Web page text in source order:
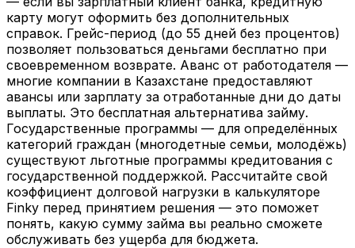
карту могут оформить без дополнительных
справок. Грейс-период (до 55 дней без процентов)
позволяет пользоваться деньгами бесплатно при
своевременном возврате. Аванс от работодателя —
многие компании в Казахстане предоставляют
авансы или зарплату за отработанные дни до даты
выплаты. Это бесплатная альтернатива займу.
Государственные программы — для определённых
категорий граждан (многодетные семьи, молодёжь)
существуют льготные программы кредитования с
государственной поддержкой. Рассчитайте свой
коэффициент долговой нагрузки в калькуляторе
Finky перед принятием решения — это поможет
понять, какую сумму займа вы реально сможете
обслуживать без ущерба для бюджета.